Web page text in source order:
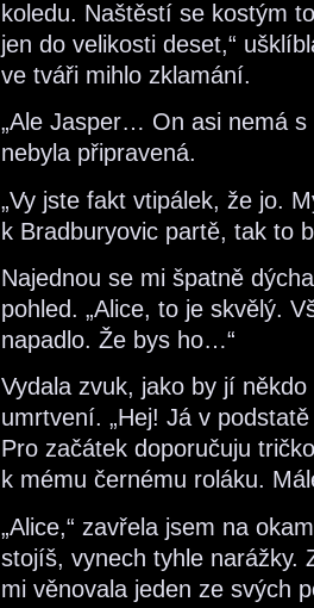
koledu. Naštěstí se kostým
jen do velikosti deset,“
ve tváři mihlo zklamání.
„Ale Jasper… On asi nemá
nebyla připravená.
„Vy jste fakt vtipálek, že jo.
k Bradburyovic partě, tak to
Najednou se mi špatně
pohled. „Alice, to je skvělý.
napadlo. Že bys ho…“
Vydala zvuk, jako by jí
umrtvení. „Hej! Já v
Pro začátek doporučuju
k mému černému roláku.
„Alice,“ zavřela jsem na
stojíš, vynech tyhle narážky.
mi věnovala jeden ze svých